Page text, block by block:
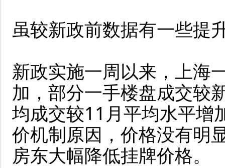
虽较新政前数据有一些提
新政实施一周以来，上海
加，部分一手楼盘成交较
均成交较11月平均水平增
价机制原因，价格没有明
房东大幅降低挂牌价格。